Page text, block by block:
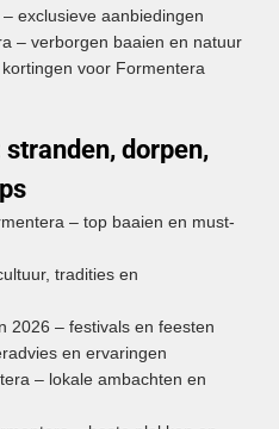
exclusieve aanbiedingen
– verborgen baaien en natuur
voor Formentera
dorpen,
– top baaien en must-
tradities en
2026 – festivals en feesten
en ervaringen
– lokale ambachten en